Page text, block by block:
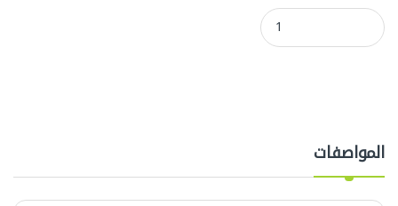
علب كيك ذهبي JS-0061 مقاس 43*23سم quantity
المواصفات